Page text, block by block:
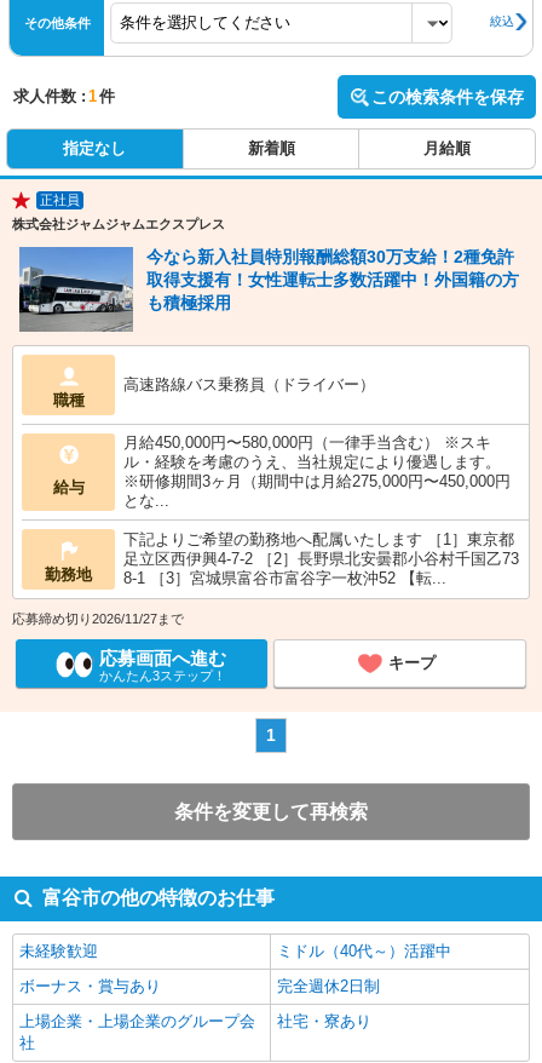
その他条件 絞込
求人件数 : 1件 この検索条件を保存
指定なし 新着順 月給順
★
正社員
株式会社ジャムジャムエクスプレス
今なら新入社員特別報酬総額30万支給！2種免許
取得支援有！女性運転士多数活躍中！外国籍の方
も積極採用
職種
高速路線バス乗務員（ドライバー）
給与
月給450,000円〜580,000円（一律手当含む） ※スキ
ル・経験を考慮のうえ、当社規定により優遇します。
※研修期間3ヶ月（期間中は月給275,000円〜450,000円
とな...
勤務地
下記よりご希望の勤務地へ配属いたします ［1］東京都
足立区西伊興4-7-2 ［2］長野県北安曇郡小谷村千国乙73
8-1 ［3］宮城県富谷市富谷字一枚沖52 【転...
応募締め切り2026/11/27まで
応募画面へ進む
かんたん3ステップ！
キープ
1
条件を変更して再検索
富谷市の他の特徴のお仕事
未経験歓迎
ミドル（40代～）活躍中
ボーナス・賞与あり
完全週休2日制
上場企業・上場企業のグループ会
社
社宅・寮あり